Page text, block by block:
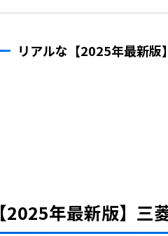
リアルな【2025年最新版
【2025年最新版】